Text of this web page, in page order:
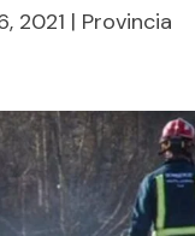
2021 | Provincia